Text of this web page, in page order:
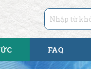
FAQ